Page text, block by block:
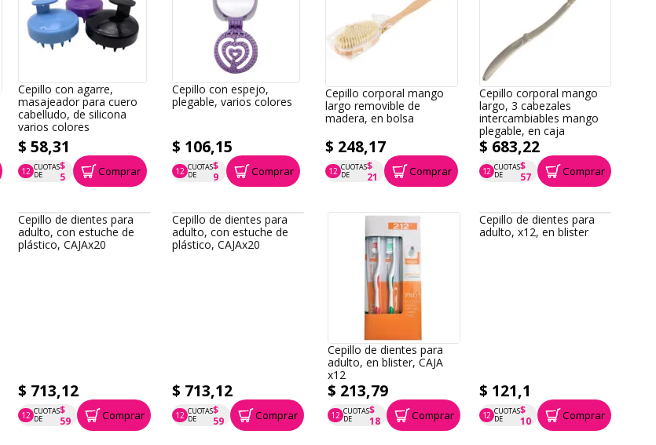
Cepillo con agarre,
masajeador para cuero
cabelludo, de silicona
varios colores
$ 58,31
12 CUOTAS
DE
$
5
P.T.F. $ 58 Comprar
Cepillo con espejo,
plegable, varios colores
$ 106,15
12 CUOTAS
DE
$
9
P.T.F. $ 106 Comprar
Cepillo corporal mango
largo removible de
madera, en bolsa
$ 248,17
12 CUOTAS
DE
$
21
P.T.F. $ 248 Comprar
Cepillo corporal mango
largo, 3 cabezales
intercambiables mango
plegable, en caja
$ 683,22
12 CUOTAS
DE
$
57
P.T.F. $ 683 Comprar
Cepillo de dientes para
adulto, con estuche de
plástico, CAJAx20
$ 713,12
12 CUOTAS
DE
$
59
P.T.F. $ 713 Comprar
Cepillo de dientes para
adulto, con estuche de
plástico, CAJAx20
$ 713,12
12 CUOTAS
DE
$
59
P.T.F. $ 713 Comprar
Cepillo de dientes para
adulto, en blister, CAJA
x12
$ 213,79
12 CUOTAS
DE
$
18
P.T.F. $ 214 Comprar
Cepillo de dientes para
adulto, x12, en blister
$ 121,1
12 CUOTAS
DE
$
10
P.T.F. $ 121 Comprar